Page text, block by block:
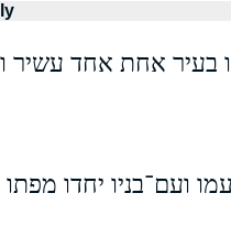
בעיר אחת אחד עשיר
ועם־בניו יחדו